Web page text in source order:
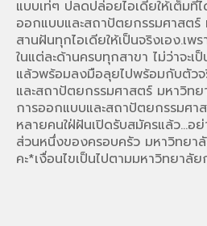
แบบเท่ๆ ปลดปล่อยไอเดียให้เต็มที
ออกแบบและสถาปัตยกรรมศาสต
สานฝันทุกไอเดียให้เป็นจริงเอง.เพ
ในแต่ละด้านครบทุกสาขา ไม่ว่าจะเ
แล้วพร้อมลงมือลุยไปพร้อมกับตัว
และสถาปัตยกรรมศาสตร์ มหาวิท
การออกแบบและสถาปัตยกรรมศ
หลายคนใฝ่ฝันเปิดรับสมัครแล้ว…อย่
ส่วนหนึ่งของครอบครัว มหาวิทยา
คะ*เงื่อนไขเป็นไปตามมหาวิทยาลั